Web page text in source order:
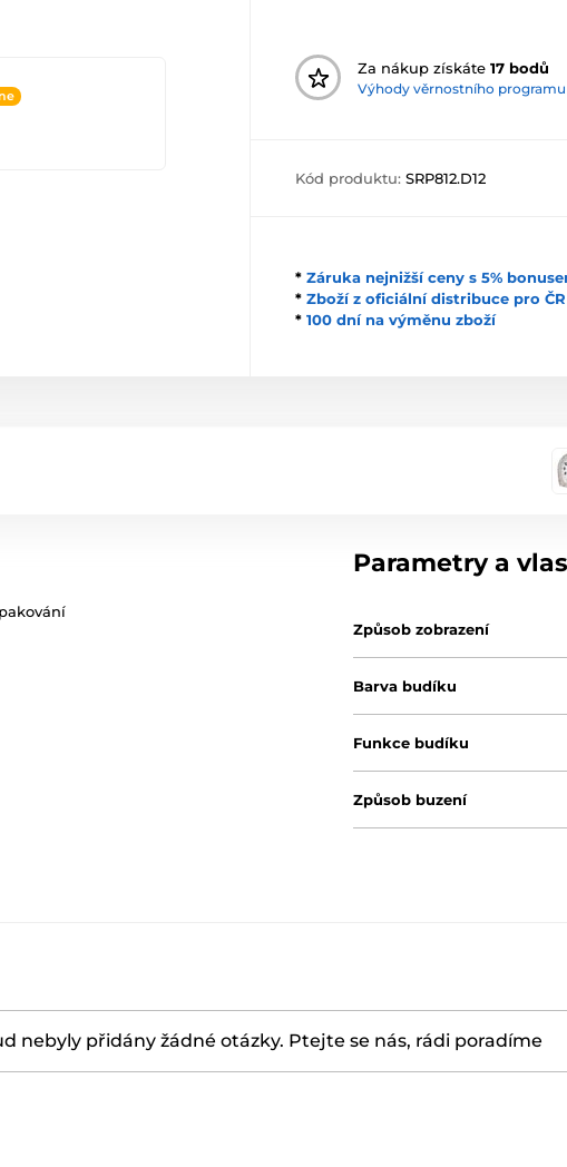
Za nákup získáte 17 bodů
Výhody věrnostního programu
Kód produktu: SRP812.D12
* Záruka nejnižší ceny s 5%
* Zboží z oficiální distribuce pro ČR
* 100 dní na výměnu zboží
Parametry a
Způsob zobrazení
Barva budíku
Funkce budíku
Způsob buzení
nebyly přidány žádné otázky. Ptejte se nás, rádi poradíme